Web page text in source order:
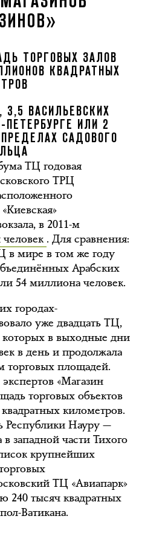
ТЦ годовая
ТРЦ
в 2011-м
. Для сравнения:
мире в том же году
Арабских
54 миллиона человек.
городах-
уже двадцать ТЦ,
в выходные дни
в день и продолжала
торговых площадей.
«Магазин
торговых объектов
километров.
Республики Науру —
в западной части Тихого
крупнейших
ТЦ «Авиапарк»
240 тысяч квадратных
Ватикана.
ТОРГОВЫХ ЗАЛОВ
КВАДРАТНЫХ
3,5 ВАСИЛЬЕВСКИХ
ПЕТЕРБУРГЕ ИЛИ 2
САДОВОГО